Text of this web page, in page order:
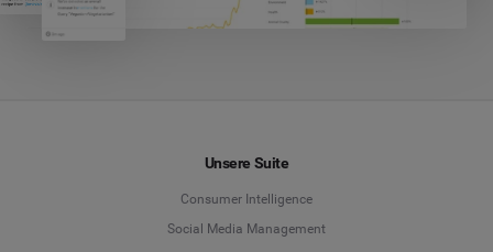
Unsere Suite
Consumer Intelligence
Social Media Management